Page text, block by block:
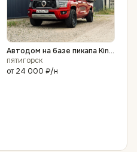
Автодом на базе пикапа King
Kong Poer
пятигорск
от 24 000 ₽/н